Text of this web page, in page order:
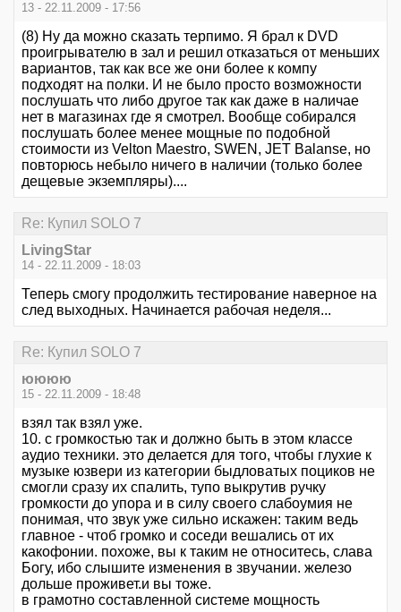
13 - 22.11.2009 - 17:56
(8) Ну да можно сказать терпимо. Я брал к DVD
проигрывателю в зал и решил отказаться от меньших
вариантов, так как все же они более к компу
подходят на полки. И не было просто возможности
послушать что либо другое так как даже в наличае
нет в магазинах где я смотрел. Вообще собирался
послушать более менее мощные по подобной
стоимости из Velton Maestro, SWEN, JET Balanse, но
повторюсь небыло ничего в наличии (только более
дещевые экземпляры)....
Re: Купил SOLO 7
LivingStar
14 - 22.11.2009 - 18:03
Теперь смогу продолжить тестирование наверное на
след выходных. Начинается рабочая неделя...
Re: Купил SOLO 7
юююю
15 - 22.11.2009 - 18:48
взял так взял уже.
10. с громкостью так и должно быть в этом классе
аудио техники. это делается для того, чтобы глухие к
музыке юзвери из категории быдловатых поциков не
смогли сразу их спалить, тупо выкрутив ручку
громкости до упора и в силу своего слабоумия не
понимая, что звук уже сильно искажен: таким ведь
главное - чтоб громко и соседи вешались от их
какофонии. похоже, вы к таким не относитесь, слава
Богу, ибо слышите изменения в звучании. железо
дольше проживет.и вы тоже.
в грамотно составленной системе мощность